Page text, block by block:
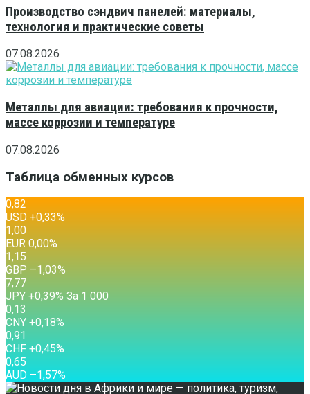
Производство сэндвич панелей: материалы,
технология и практические советы
07.08.2026
Металлы для авиации: требования к прочности,
массе коррозии и температуре
07.08.2026
Таблица обменных курсов
0,82
USD +0,33%
1,00
EUR 0,00%
1,15
GBP –1,03%
7,77
JPY +0,39% За 1 000
0,13
CNY +0,18%
0,91
CHF +0,45%
0,65
AUD –1,57%